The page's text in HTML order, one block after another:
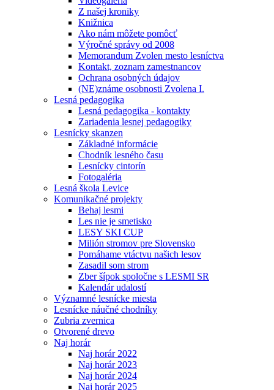
Z našej kroniky
Knižnica
Ako nám môžete pomôcť
Výročné správy od 2008
Memorandum Zvolen mesto lesníctva
Kontakt, zoznam zamestnancov
Ochrana osobných údajov
(NE)známe osobnosti Zvolena I.
Lesná pedagogika
Lesná pedagogika - kontakty
Zariadenia lesnej pedagogiky
Lesnícky skanzen
Základné informácie
Chodník lesného času
Lesnícky cintorín
Fotogaléria
Lesná škola Levice
Komunikačné projekty
Behaj lesmi
Les nie je smetisko
LESY SKI CUP
Milión stromov pre Slovensko
Pomáhame vtáctvu našich lesov
Zasadil som strom
Zber šípok spoločne s LESMI SR
Kalendár udalostí
Významné lesnícke miesta
Lesnícke náučné chodníky
Zubria zvernica
Otvorené drevo
Naj horár
Naj horár 2022
Naj horár 2023
Naj horár 2024
Naj horár 2025